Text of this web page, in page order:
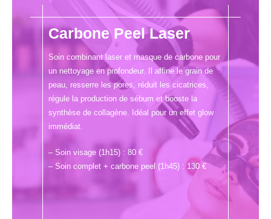
Carbone Peel Laser
Soin combinant laser et masque de carbone pour
un nettoyage en profondeur. Il affine le grain de
peau, resserre les pores, réduit les cicatrices,
régule la production de sébum et booste la
synthèse de collagène. Idéal pour un effet glow
immédiat.
– Soin visage (1h15) : 80 €
– Soin complet + carbone peel (1h45) : 130 €